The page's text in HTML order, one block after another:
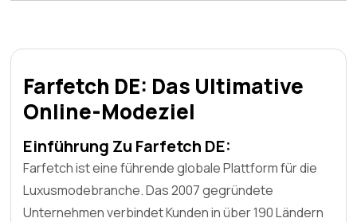
Farfetch DE: Das Ultimative
Online-Modeziel
Einführung Zu Farfetch DE:
Farfetch ist eine führende globale Plattform für die
Luxusmodebranche. Das 2007 gegründete
Unternehmen verbindet Kunden in über 190 Ländern